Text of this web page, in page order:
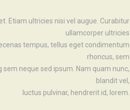
Etiam ultricies nisi vel augue. Curabitur
ullamcorper ultricies
tempus, tellus eget condimentum
rhoncus, sem
neque sed ipsum. Nam quam nunc,
blandit vel,
luctus pulvinar, hendrerit id, lorem.